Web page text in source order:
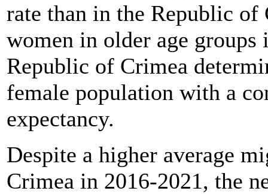
rate than in the Republic
women in older age groups
Republic of Crimea
female population with a
expectancy.
Despite a higher average
Crimea in 2016-2021, the